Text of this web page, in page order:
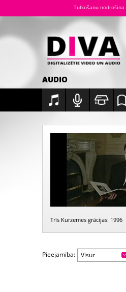
Tulkošanu nodrošina
AUDIO
Trīs Kurzemes grācijas: 1996
Pieejamība: Visur